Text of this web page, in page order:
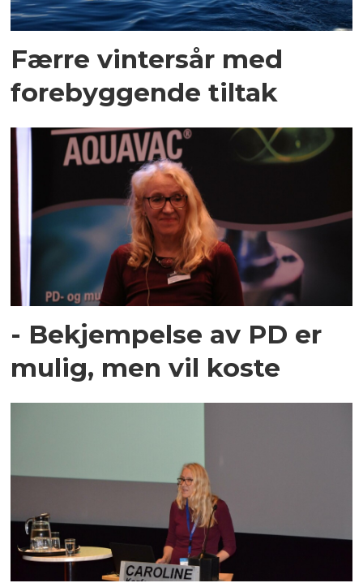
Færre vintersår med
forebyggende tiltak
- Bekjempelse av PD er
mulig, men vil koste